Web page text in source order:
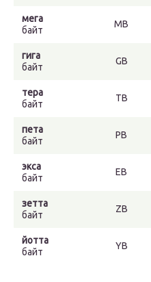
мега
байт
MB
гига
байт
GB
тера
байт
TB
пета
байт
PB
экса
байт
EB
зетта
байт
ZB
йотта
байт
YB